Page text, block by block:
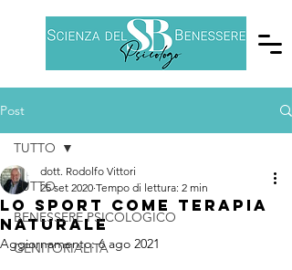
Post
TUTTO
BENESSERE PSICOLOGICO
GENITORIALITÀ
TUTTO
Lo sport come terapia
naturale
dott. Rodolfo Vittori
25 set 2020 Tempo di lettura: 2 min
Aggiornamento:6 ago 2021